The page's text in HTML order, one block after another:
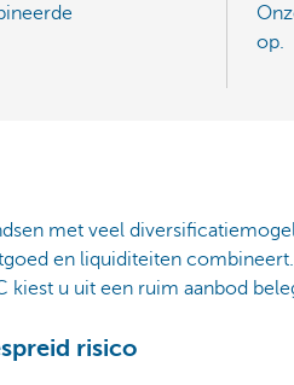
op.
met veel
en liquiditeiten
kiest u uit een ruim aanbod
risico